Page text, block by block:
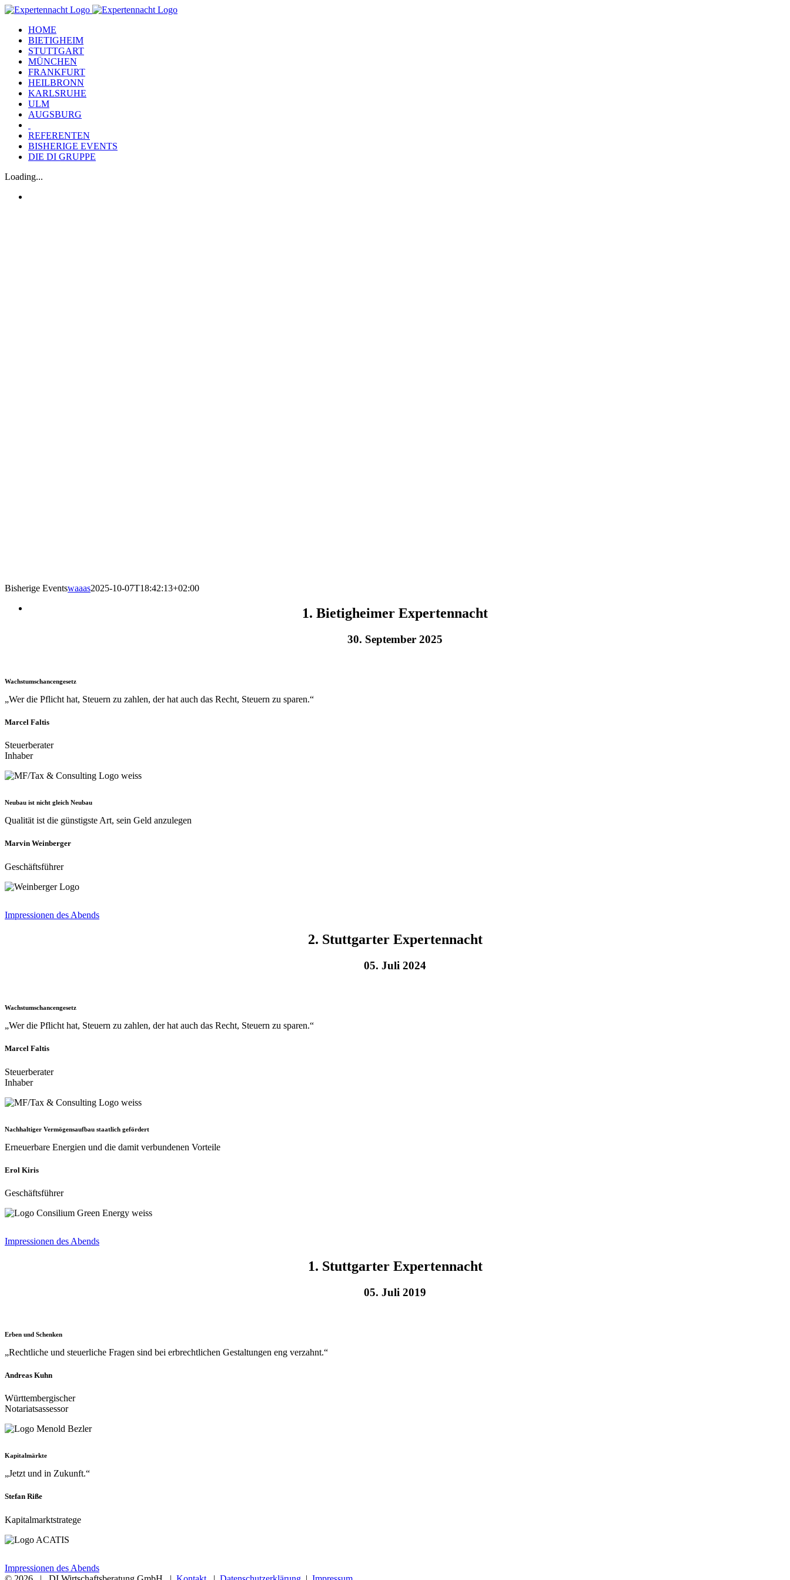
Zum
springenHOME
BIETIGHEIM
STUTTGART
MÜNCHEN
FRANKFURT
HEILBRONN
KARLSRUHE
ULM
AUGSBURG
REFERENTEN
BISHERIGE EVENTS
DIE DI GRUPPE
Facebook
Xing
Loading...
Bisherige Eventswaaas2025-10-07T18:42:13+02:00
1. Bietigheimer Expertennacht
30. September 2025
Wachstumschancengesetz
„Wer die Pflicht hat, Steuern zu zahlen, der hat auch das Recht, Steuern zu sparen.“
Marcel Faltis
Steuerberater
Inhaber
Neubau ist nicht gleich Neubau
Qualität ist die günstigste Art, sein Geld anzulegen
Marvin Weinberger
Geschäftsführer
Impressionen des Abends
2. Stuttgarter Expertennacht
05. Juli 2024
Wachstumschancengesetz
„Wer die Pflicht hat, Steuern zu zahlen, der hat auch das Recht, Steuern zu sparen.“
Marcel Faltis
Steuerberater
Inhaber
Nachhaltiger Vermögensaufbau staatlich gefördert
Erneuerbare Energien und die damit verbundenen Vorteile
Erol Kiris
Geschäftsführer
Impressionen des Abends
1. Stuttgarter Expertennacht
05. Juli 2019
Erben und Schenken
„Rechtliche und steuerliche Fragen sind bei erbrechtlichen Gestaltungen eng verzahnt.“
Andreas Kuhn
Württembergischer
Notariatsassessor
Kapitalmärkte
„Jetzt und in Zukunft.“
Stefan Riße
Kapitalmarktstratege
Impressionen des Abends